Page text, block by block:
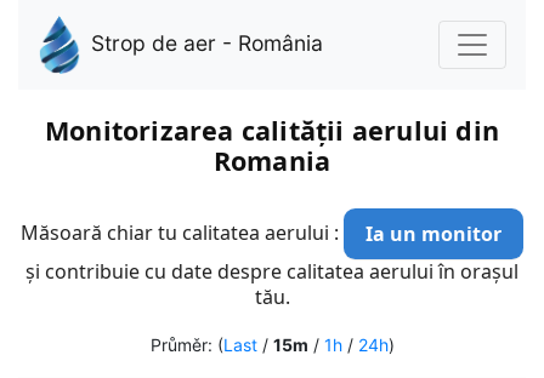
Strop de aer - România
Monitorizarea calității aerului din
Romania
Măsoară chiar tu calitatea aerului :
Ia un monitor
și contribuie cu date despre calitatea aerului în orașul
tău.
Průměr: (Last/ 15m / 1h/ 24h)